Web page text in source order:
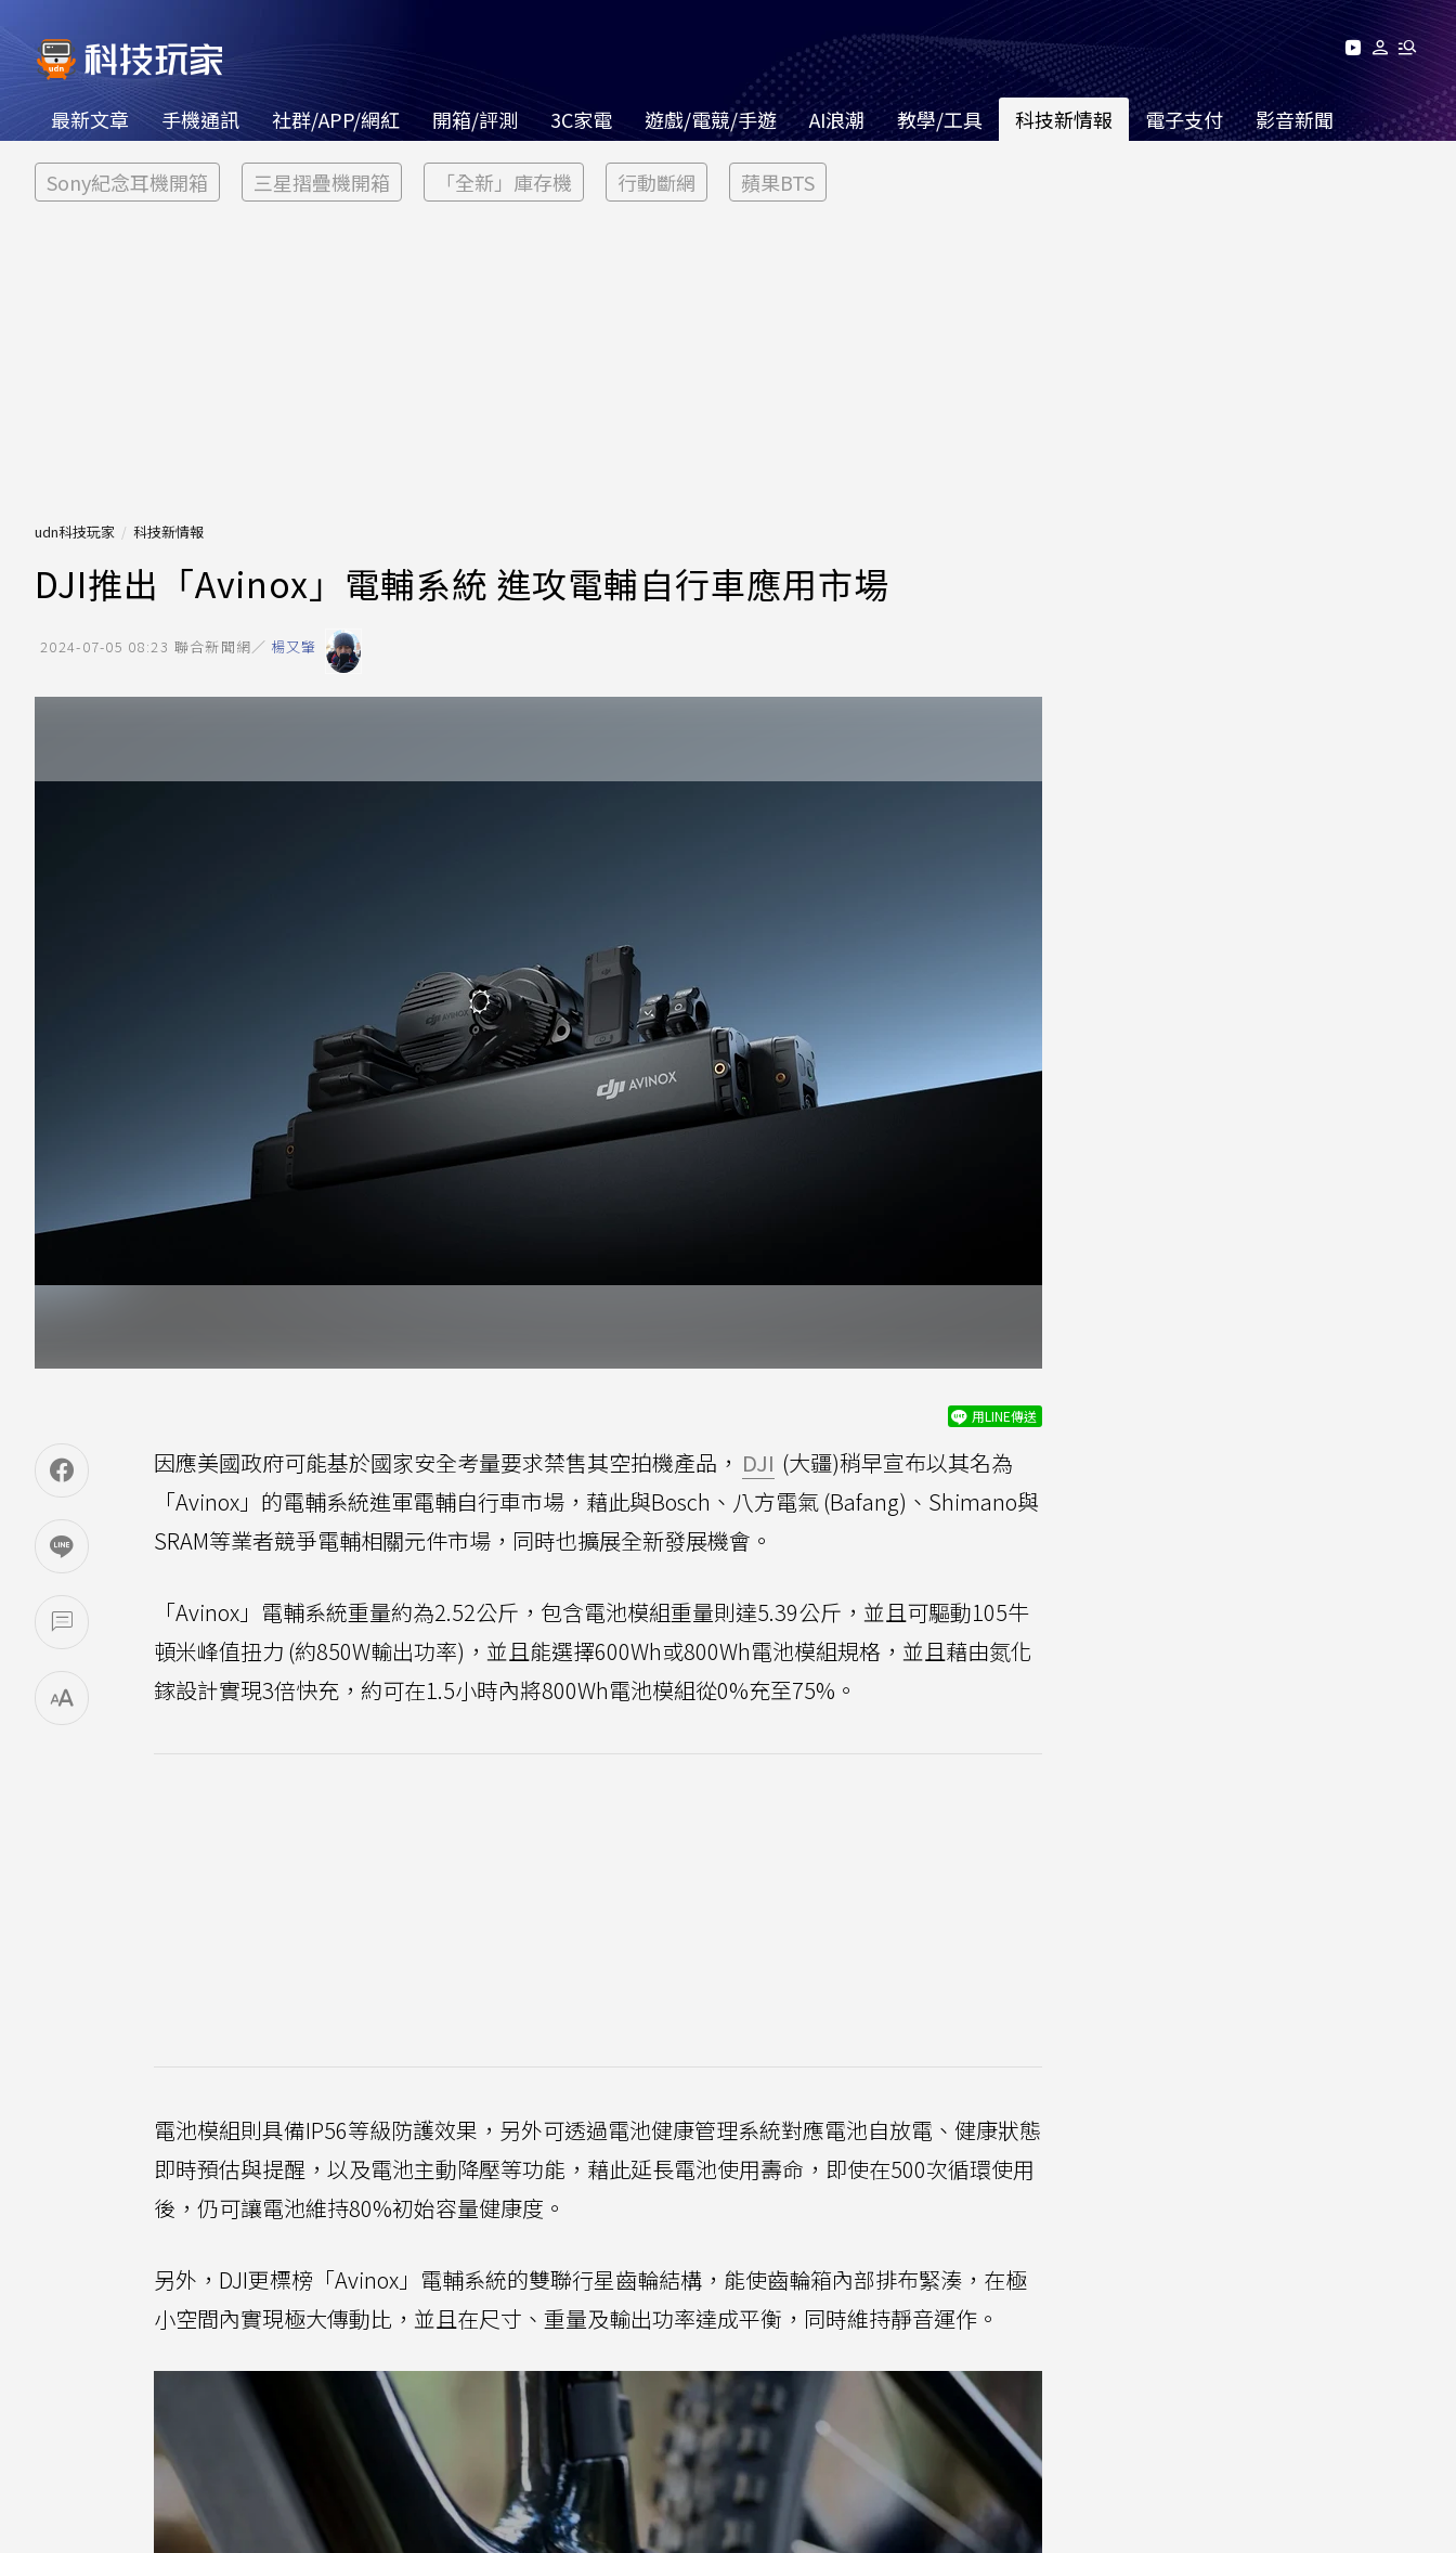
最新文章 手機通訊 社群/APP/網紅 開箱/評測 3C家電 遊戲/電競/手遊 AI浪潮 教學/工具 科技新情報 電子支付 影音新聞
Sony紀念耳機開箱 三星摺疊機開箱 「全新」庫存機 行動斷網 蘋果BTS
udn科技玩家 科技新情報
DJI推出「Avinox」電輔系統 進攻電輔自行車應用市場
2024-07-05 08:23 聯合新聞網／ 楊又肇
用LINE傳送
因應美國政府可能基於國家安全考量要求禁售其空拍機產品， DJI (大疆)稍早宣布以其名為
「Avinox」的電輔系統進軍電輔自行車市場，藉此與Bosch、八方電氣 (Bafang)、Shimano與
SRAM等業者競爭電輔相關元件市場，同時也擴展全新發展機會。
「Avinox」電輔系統重量約為2.52公斤，包含電池模組重量則達5.39公斤，並且可驅動105牛
頓米峰值扭力 (約850W輸出功率)，並且能選擇600Wh或800Wh電池模組規格，並且藉由氮化
鎵設計實現3倍快充，約可在1.5小時內將800Wh電池模組從0%充至75%。
電池模組則具備IP56等級防護效果，另外可透過電池健康管理系統對應電池自放電、健康狀態
即時預估與提醒，以及電池主動降壓等功能，藉此延長電池使用壽命，即使在500次循環使用
後，仍可讓電池維持80%初始容量健康度。
另外，DJI更標榜「Avinox」電輔系統的雙聯行星齒輪結構，能使齒輪箱內部排布緊湊，在極
小空間內實現極大傳動比，並且在尺寸、重量及輸出功率達成平衡，同時維持靜音運作。